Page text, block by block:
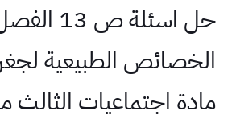
حل اسئلة ص
الخصائص الطبيعية
مادة اجتماعيات الثالث